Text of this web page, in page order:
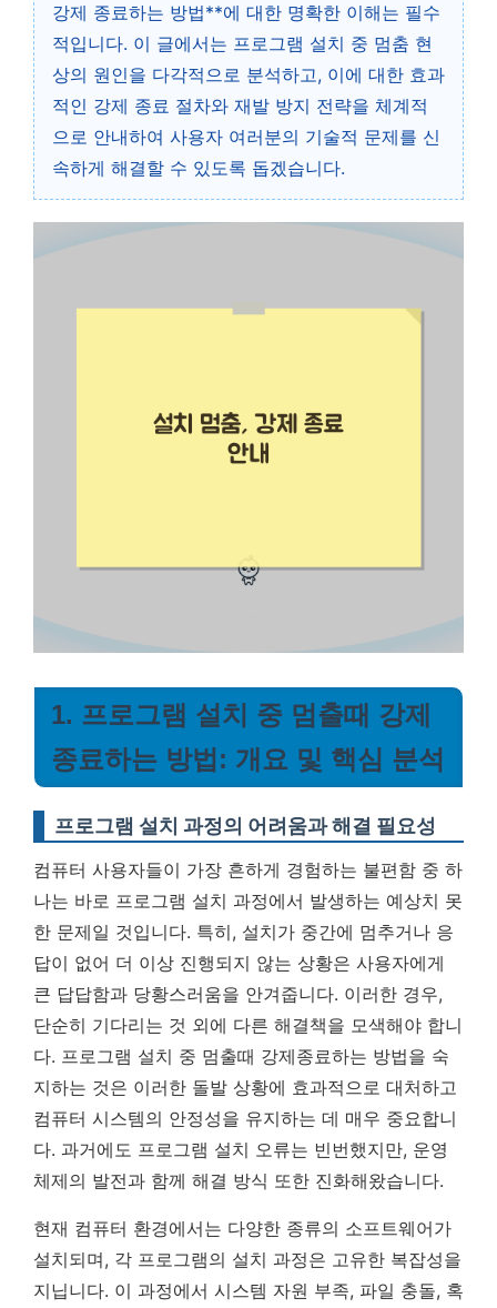
강제 종료하는 방법**에 대한 명확한 이해는 필수
적입니다. 이 글에서는 프로그램 설치 중 멈춤 현
상의 원인을 다각적으로 분석하고, 이에 대한 효과
적인 강제 종료 절차와 재발 방지 전략을 체계적
으로 안내하여 사용자 여러분의 기술적 문제를 신
속하게 해결할 수 있도록 돕겠습니다.
1. 프로그램 설치 중 멈출때 강제
종료하는 방법: 개요 및 핵심 분석
프로그램 설치 과정의 어려움과 해결 필요성
컴퓨터 사용자들이 가장 흔하게 경험하는 불편함 중 하
나는 바로 프로그램 설치 과정에서 발생하는 예상치 못
한 문제일 것입니다. 특히, 설치가 중간에 멈추거나 응
답이 없어 더 이상 진행되지 않는 상황은 사용자에게
큰 답답함과 당황스러움을 안겨줍니다. 이러한 경우,
단순히 기다리는 것 외에 다른 해결책을 모색해야 합니
다. 프로그램 설치 중 멈출때 강제종료하는 방법을 숙
지하는 것은 이러한 돌발 상황에 효과적으로 대처하고
컴퓨터 시스템의 안정성을 유지하는 데 매우 중요합니
다. 과거에도 프로그램 설치 오류는 빈번했지만, 운영
체제의 발전과 함께 해결 방식 또한 진화해왔습니다.
현재 컴퓨터 환경에서는 다양한 종류의 소프트웨어가
설치되며, 각 프로그램의 설치 과정은 고유한 복잡성을
지닙니다. 이 과정에서 시스템 자원 부족, 파일 충돌, 혹